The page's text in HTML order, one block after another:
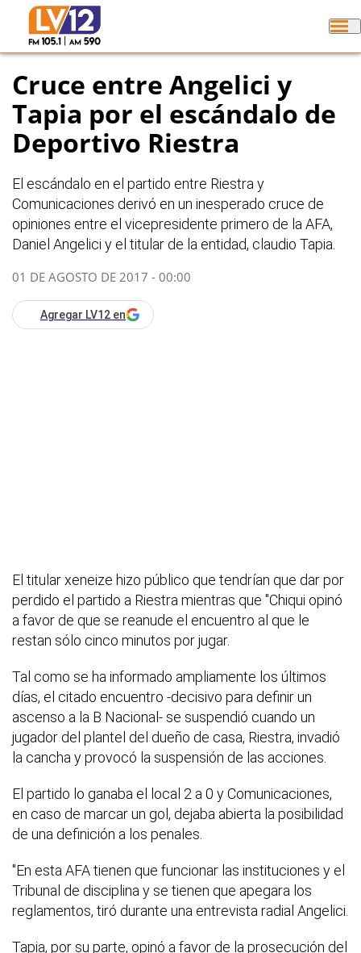
Cruce entre Angelici y
Tapia por el escándalo de
Deportivo Riestra
El escándalo en el partido entre Riestra y
Comunicaciones derivó en un inesperado cruce de
opiniones entre el vicepresidente primero de la AFA,
Daniel Angelici y el titular de la entidad, claudio Tapia.
01 DE AGOSTO DE 2017 - 00:00
Agregar LV12 en
El titular xeneize hizo público que tendrían que dar por
perdido el partido a Riestra mientras que "Chiqui opinó
a favor de que se reanude el encuentro al que le
restan sólo cinco minutos por jugar.
Tal como se ha informado ampliamente los últimos
días, el citado encuentro -decisivo para definir un
ascenso a la B Nacional- se suspendió cuando un
jugador del plantel del dueño de casa, Riestra, invadió
la cancha y provocó la suspensión de las acciones.
El partido lo ganaba el local 2 a 0 y Comunicaciones,
en caso de marcar un gol, dejaba abierta la posibilidad
de una definición a los penales.
"En esta AFA tienen que funcionar las instituciones y el
Tribunal de disciplina y se tienen que apegara los
reglamentos, tiró durante una entrevista radial Angelici.
Tapia, por su parte, opinó a favor de la prosecución del